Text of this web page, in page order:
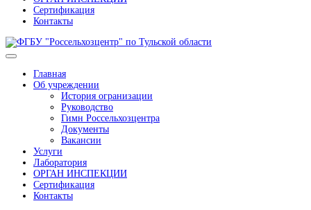
Сертификация
Контакты
Главная
Об учреждении
История огранизации
Руководство
Гимн Россельхозцентра
Документы
Вакансии
Услуги
Лаборатория
ОРГАН ИНСПЕКЦИИ
Сертификация
Контакты